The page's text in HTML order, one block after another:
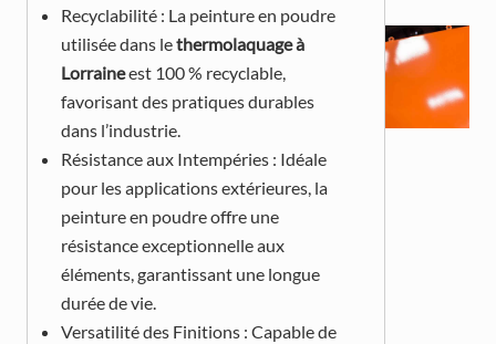
Recyclabilité : La peinture en poudre
utilisée dans lethermolaquage à
Lorraineest 100 % recyclable,
favorisant des pratiques durables
dans l’industrie.
Résistance aux Intempéries : Idéale
pour les applications extérieures, la
peinture en poudre offre une
résistance exceptionnelle aux
éléments, garantissant une longue
durée de vie.
Versatilité des Finitions : Capable de